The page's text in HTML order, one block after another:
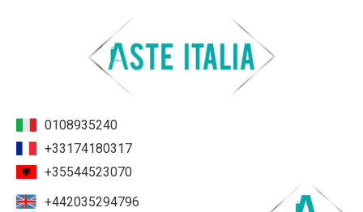
0108935240
+33174180317
+35544523070
+442035294796